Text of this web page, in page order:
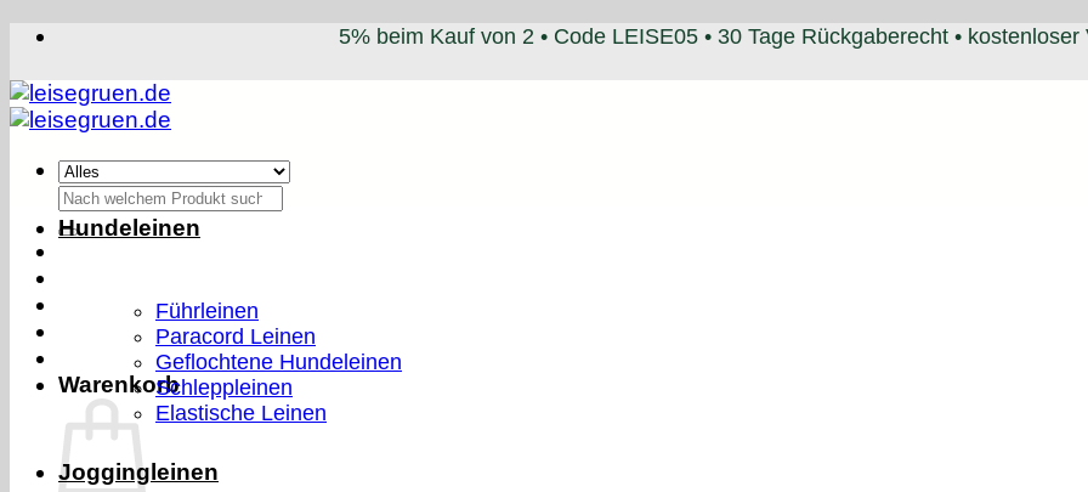
Zum
springen
5% beim Kauf von 2 • Code LEISE05 • 30 Tage Rückgaberecht •
Suchen
nach:
Warenkorb
Hundeleinen
Führleinen
Paracord Leinen
Geflochtene Hundeleinen
Schleppleinen
Elastische Leinen
Joggingleinen